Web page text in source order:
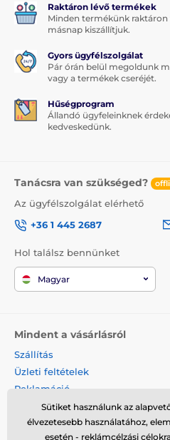
1 x poreltávolító
Raktáron lévő termékek
Minden termékünk
másnap kiszállítjuk.
Gyors ügyfélszolgálat
Pár órán belül megoldunk
vagy a termékek cseréjét.
Hűségprogram
Állandó ügyfeleinknek
kedveskedünk.
Tanácsra van szükséged?
Az ügyfélszolgálat elérhető
+36 1 445 2687
Hol találsz bennünket
Magyar
Mindent a vásárlásról
Szállítás
Üzleti feltételek
Reklamáció
Termék visszaküldése
Termék cseréje
Sütiket használunk az
élvezetesebb használatához,
esetén - reklámcélzási